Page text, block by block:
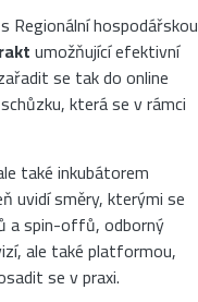
Regionální hospodářskou
umožňující efektivní
se tak do online
která se v rámci
také inkubátorem
uvidí směry, kterými se
a spin-offů, odborný
ale také platformou,
se v praxi.